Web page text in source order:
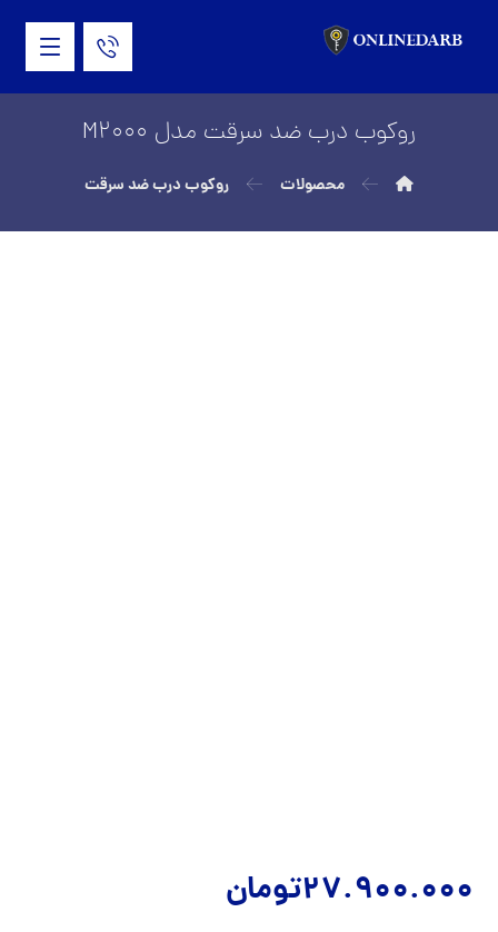
روکوب درب ضد سرقت مدل M2000
محصولات روکوب درب ضد سرقت
27.900.000تومان